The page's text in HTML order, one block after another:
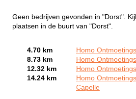
Geen bedrijven gevonden in "Dorst".
plaatsen in de buurt van "Dorst".
4.70 km
Homo
8.73 km
Homo
12.32 km
Homo
14.24 km
Homo
Capelle